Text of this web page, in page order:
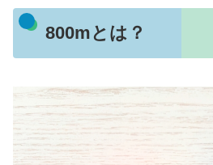
800mとは？